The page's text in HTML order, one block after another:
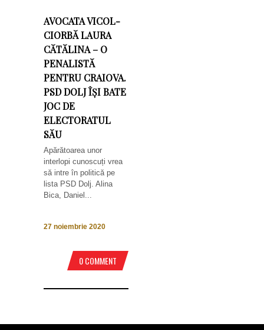
AVOCATA VICOL-
CIORBĂ LAURA
CĂTĂLINA – O
PENALISTĂ
PENTRU CRAIOVA.
PSD DOLJ ÎȘI BATE
JOC DE
ELECTORATUL
SĂU
Apărătoarea unor
interlopi cunoscuți vrea
să intre în politică pe
lista PSD Dolj. Alina
Bica, Daniel...
27 noiembrie 2020
0 COMMENT